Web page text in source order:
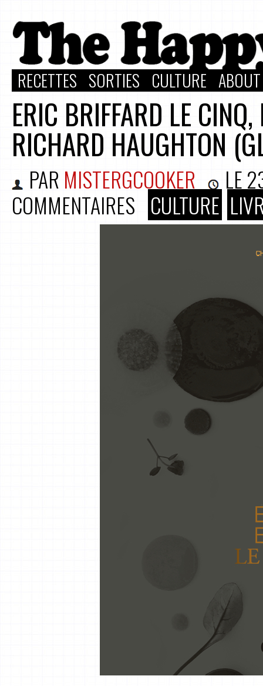
RECETTES SORTIES CULTURE
ERIC BRIFFARD LE
RICHARD HAUGHTON
PAR MISTERGCOOKER LE
COMMENTAIRES CULTURE